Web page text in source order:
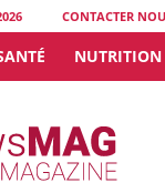
CONTACTER
NUTRITION